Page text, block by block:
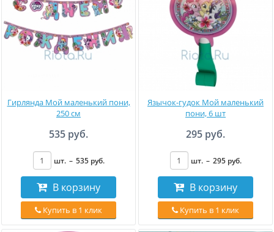
Гирлянда Мой маленький пони,
250 см
535 руб.
шт. – 535 руб.
В корзину
Купить в 1 клик
Язычок-гудок Мой маленький
пони, 6 шт
295 руб.
шт. – 295 руб.
В корзину
Купить в 1 клик